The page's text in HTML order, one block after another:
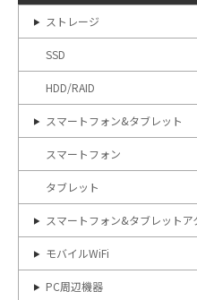
ストレージ
SSD
HDD/RAID
スマートフォン&タブレット
スマートフォン
タブレット
スマートフォン&タブレットア
モバイルWiFi
PC周辺機器